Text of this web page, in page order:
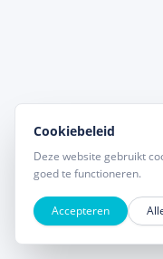
Cookiebeleid
Deze website gebruikt
goed te functioneren.
Accepteren